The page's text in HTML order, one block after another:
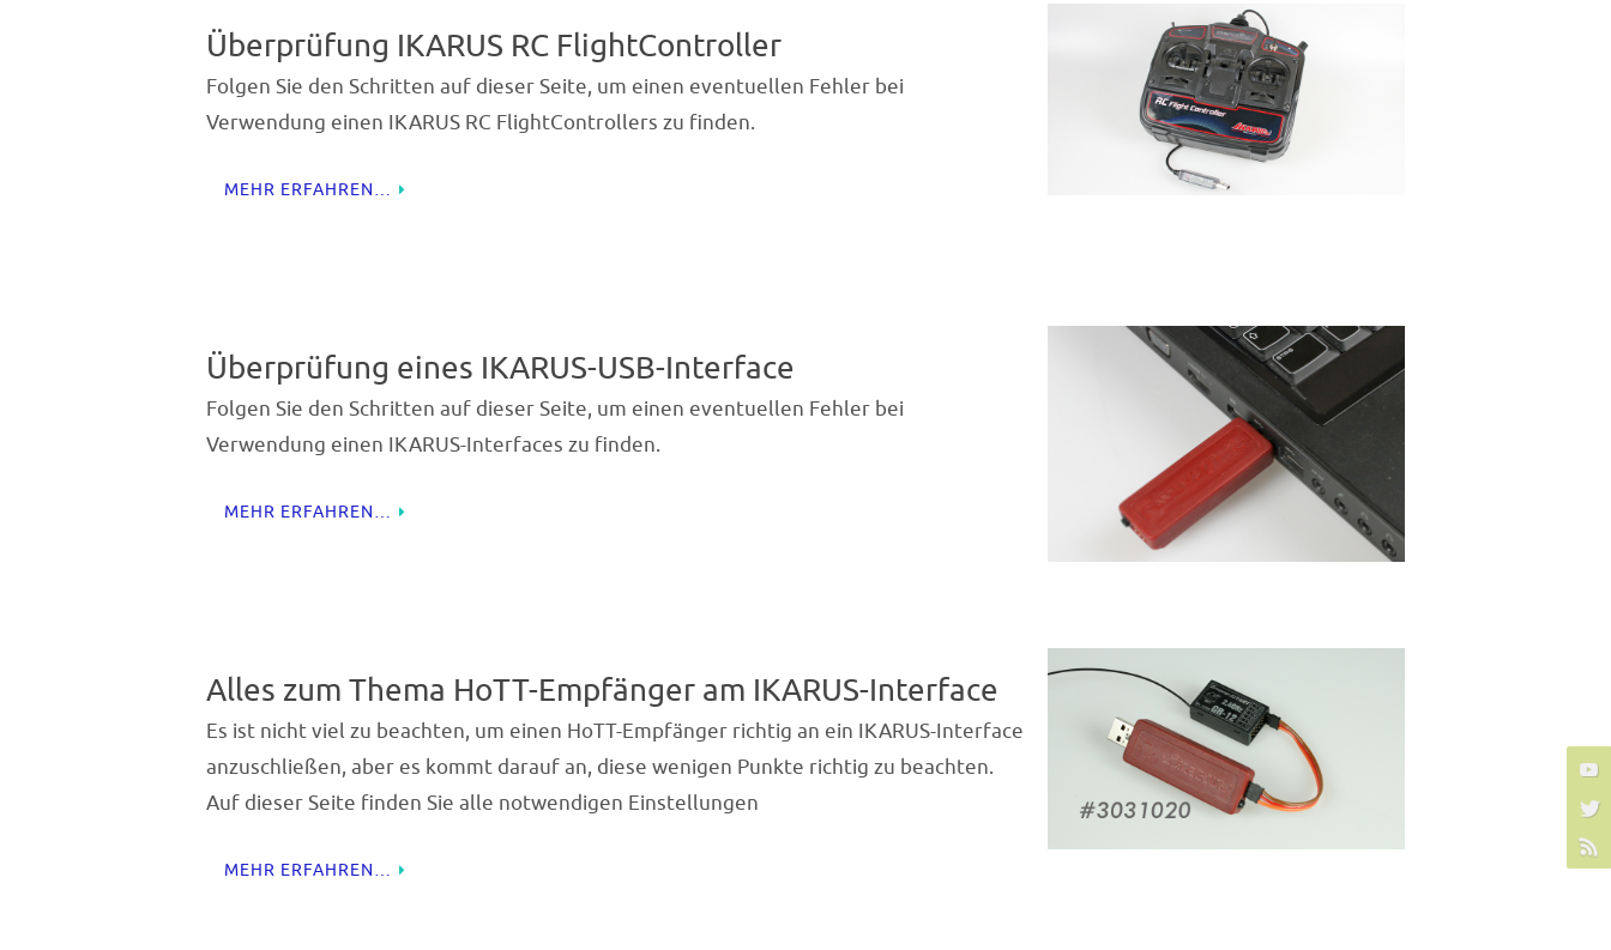
Überprüfung IKARUS RC FlightController
Folgen Sie den Schritten auf dieser Seite, um einen eventuellen Fehler bei
Verwendung einen IKARUS RC FlightControllers zu finden.
MEHR ERFAHREN…
Überprüfung eines IKARUS-USB-Interface
Folgen Sie den Schritten auf dieser Seite, um einen eventuellen Fehler bei
Verwendung einen IKARUS-Interfaces zu finden.
MEHR ERFAHREN…
Alles zum Thema HoTT-Empfänger am IKARUS-Interface
Es ist nicht viel zu beachten, um einen HoTT-Empfänger richtig an ein IKARUS-Interface
anzuschließen, aber es kommt darauf an, diese wenigen Punkte richtig zu beachten.
Auf dieser Seite finden Sie alle notwendigen Einstellungen
MEHR ERFAHREN…